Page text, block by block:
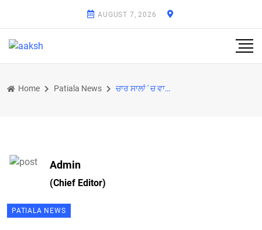
AUGUST 7, 2026
Home Patiala News ਚਾਰ ਸਾਲਾਂ ' ਚ ਵਾਅਦੇ ਪੂਰੇ ਕਰਨ ਵਾਲੀ ਸਰਕਾਰ: ਚੇਤਨ ਸਿੰਘ ਜੌੜਾ ਮਾਜਰਾ
Admin
(Chief Editor)
PATIALA NEWS